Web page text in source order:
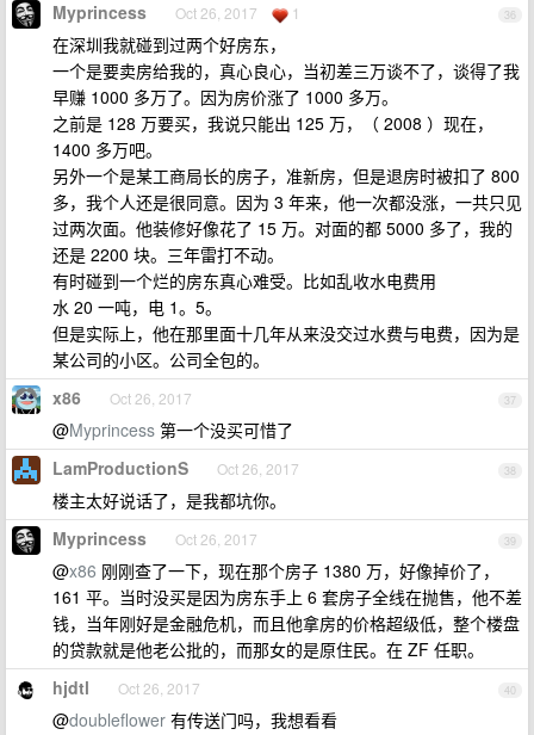
36
Myprincess Oct 26, 2017 1
在深圳我就碰到过两个好房东，
一个是要卖房给我的，真心良心，当初差三万谈不了，谈得了我
早赚 1000 多万了。因为房价涨了 1000 多万。
之前是 128 万要买，我说只能出 125 万，（ 2008 ）现在，
1400 多万吧。
另外一个是某工商局长的房子，准新房，但是退房时被扣了 800
多，我个人还是很同意。因为 3 年来，他一次都没涨，一共只见
过两次面。他装修好像花了 15 万。对面的都 5000 多了，我的
还是 2200 块。三年雷打不动。
有时碰到一个烂的房东真心难受。比如乱收水电费用
水 20 一吨，电 1。5。
但是实际上，他在那里面十几年从来没交过水费与电费，因为是
某公司的小区。公司全包的。
37
x86 Oct 26, 2017
@Myprincess 第一个没买可惜了
38
LamProductionS Oct 26, 2017
楼主太好说话了，是我都坑你。
39
Myprincess Oct 26, 2017
@x86 刚刚查了一下，现在那个房子 1380 万，好像掉价了，
161 平。当时没买是因为房东手上 6 套房子全线在抛售，他不差
钱，当年刚好是金融危机，而且他拿房的价格超级低，整个楼盘
的贷款就是他老公批的，而那女的是原住民。在 ZF 任职。
40
hjdtl Oct 26, 2017
@doubleflower 有传送门吗，我想看看